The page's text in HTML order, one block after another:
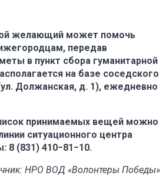
желающий может помочь
передав
в пункт сбора гуманитарной
на базе соседского
Должанская, д. 1), ежедневно
принимаемых вещей можно
ситуационного центра
8 (831) 410−81−10.
НРО ВОД «Волонтеры Победы»